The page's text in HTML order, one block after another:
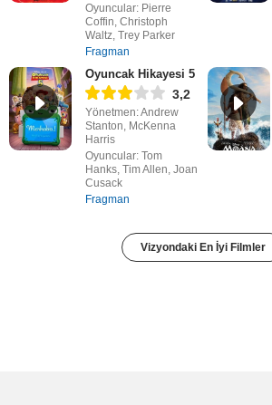
Oyuncular: Pierre
Coffin, Christoph
Waltz, Trey Parker
Fragman
Oyuncak Hikayesi 5
3,2
Yönetmen: Andrew
Stanton, McKenna
Harris
Oyuncular: Tom
Hanks, Tim Allen, Joan
Cusack
Fragman
Vizyondaki En İyi Filmler